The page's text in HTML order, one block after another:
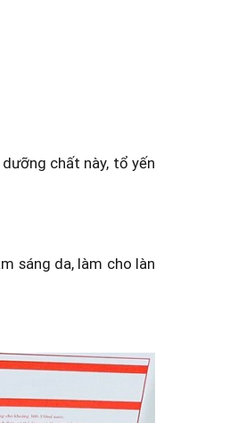
chất này, tổ yến
sáng da, làm cho làn